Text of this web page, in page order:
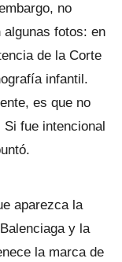
no
algunas fotos: en
de la Corte
infantil.
es que no
fue intencional
aparezca la
y la
la marca de